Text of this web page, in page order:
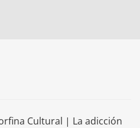
Cultural | La adicción